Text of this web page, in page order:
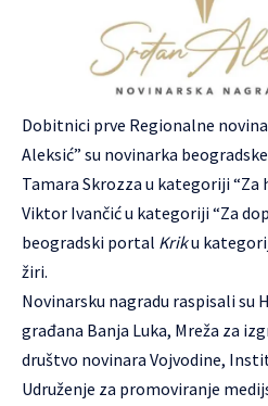
Dobitnici prve Regionalne
Aleksić” su novinarka
Tamara Skrozza u kategoriji
Viktor Ivančić u kategoriji “Za
beogradski portal Kriku
žiri.
Novinarsku nagradu raspisali su
građana Banja Luka, Mreža za
društvo novinara Vojvodine,
Udruženje za promoviranje